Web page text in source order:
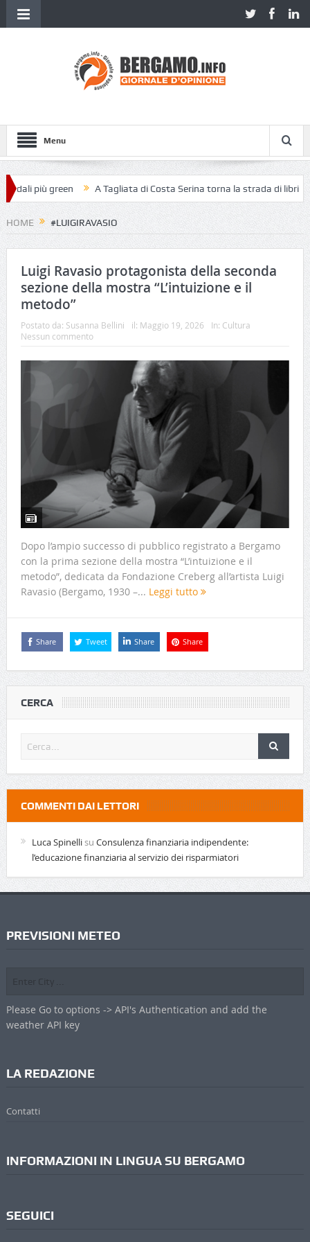
Menu
più green A Tagliata di Costa Serina torna la strada di libri
HOME #LUIGIRAVASIO
Luigi Ravasio protagonista della seconda
sezione della mostra “L’intuizione e il
metodo”
Postato da: Susanna Bellini il: Maggio 19, 2026 In: Cultura
Nessun commento
Dopo l’ampio successo di pubblico registrato a Bergamo
con la prima sezione della mostra “L’intuizione e il
metodo”, dedicata da Fondazione Creberg all’artista Luigi
Ravasio (Bergamo, 1930 –... Leggi tutto
Share Tweet Share Share
CERCA
COMMENTI DAI LETTORI
Luca Spinellisu Consulenza finanziaria indipendente:
l’educazione finanziaria al servizio dei risparmiatori
PREVISIONI METEO
Please Go to options -> API's Authentication and add the
weather API key
LA REDAZIONE
Contatti
INFORMAZIONI IN LINGUA SU BERGAMO
SEGUICI